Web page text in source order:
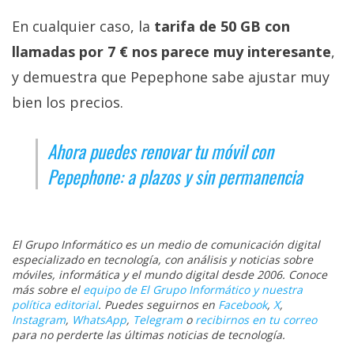
En cualquier caso, la tarifa de 50 GB con
llamadas por 7 € nos parece muy interesante,
y demuestra que Pepephone sabe ajustar muy
bien los precios.
Ahora puedes renovar tu móvil con
Pepephone: a plazos y sin permanencia
El Grupo Informático es un medio de comunicación digital
especializado en tecnología, con análisis y noticias sobre
móviles, informática y el mundo digital desde 2006. Conoce
más sobre el equipo de El Grupo Informático y nuestra
política editorial. Puedes seguirnos en Facebook, X,
Instagram, WhatsApp, Telegramo recibirnos en tu correo
para no perderte las últimas noticias de tecnología.